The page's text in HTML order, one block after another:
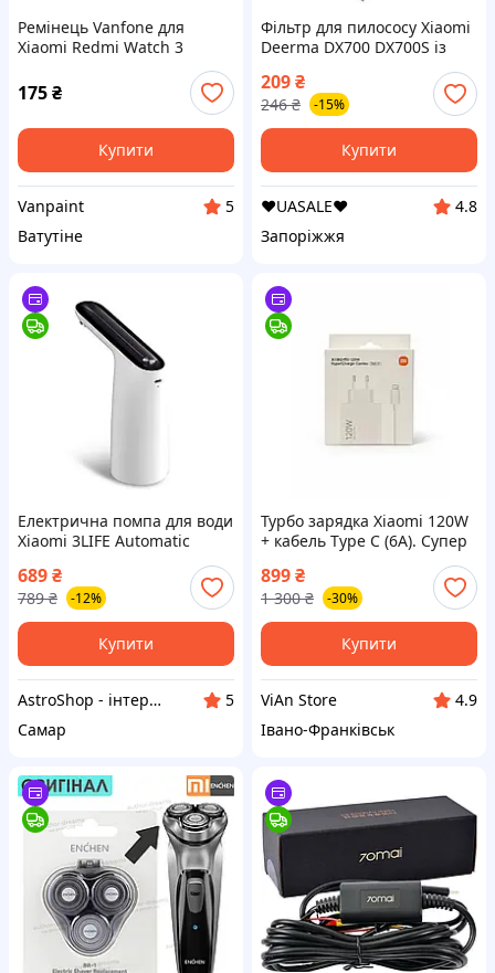
Ремінець Vanfone для
Xiaomi Redmi Watch 3
(VANAX63001)
175₴
Купити
Vanpaint
5
Ватутіне
Фільтр для пилососу Xiaomi
Deerma DX700 DX700S із
209₴
246 ₴ -15%
Купити
❤️UASALE❤️
4.8
Запоріжжя
Електрична помпа для води
Xiaomi 3LIFE Automatic
689₴
789 ₴ -12%
Купити
AstroShop - інтернет-магазин електроніки
5
Самар
Турбо зарядка Xiaomi 120W
+ кабель Type C (6A). Супер
швидка, Оригінал, кабель
100см
899₴
1 300 ₴ -30%
Купити
ViAn Store
4.9
Івано-Франківськ